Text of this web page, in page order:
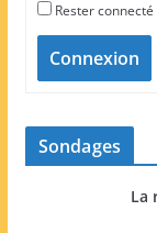
Rester connecté
Connexion
Sondages
La